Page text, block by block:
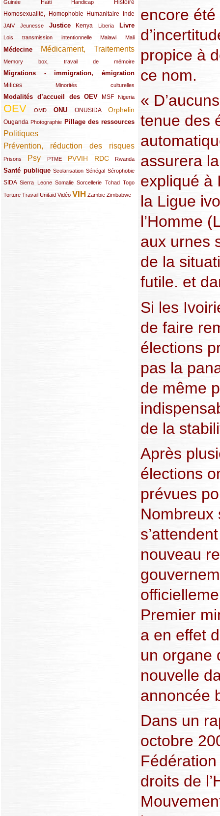
Guinée
(12/289) Haïti
(15/289) Handicap
(10/289) Histoire
(49/289)
Homosexualité, Homophobie
(44/289) Humanitaire
(47/289) Inde
(34/289)
JAIV
(10/289)Jeunesse
(21/289) Justice
(65/289) Kenya
(35/289) Liberia
(25/289) Livre
(62/289)
Lois transmission intentionnelle
(24/289) Malawi
(11/289) Mali
(21/289)
Médecine
(62/289) Médicament, Traitements
(142/289)
Memory box, travail de mémoire
(11/289)
Migrations - immigration, émigration
(67/289)
Milices
(34/289) Minorités culturelles
(15/289)
Modalités d’accueil des OEV
(58/289) MSF
(54/289) Nigeria
(27/289)
OEV
(269/289) OMD
(26/289) ONU
(58/289) ONUSIDA
(44/289) Orphelin
(112/289)
Ouganda
(29/289) Photographie
(27/289) Pillage des ressources
(77/289)
Politiques
(120/289)
Prévention, réduction des risques
(131/289)
Prisons
(22/289) Psy
(119/289) PTME
(12/289) PVVIH
(111/289) RDC
(104/289) Rwanda
(23/289)
Santé publique
(59/289) Scolarisation
(9/289) Sénégal
(13/289) Sérophobie
(19/289)
SIDA
(29/289)Sierra Leone
(13/289) Somalie
(12/289) Sorcellerie
(19/289) Tchad
(10/289) Togo
(15/289)
Torture
(17/289)Travail
(21/289) Unitaid
(26/289) Vidéo
(23/289) VIH
(154/289) Zambie
(12/289) Zimbabwe
(21/289)
encore
propice à
ce nom.
«
tenue des
assurera
expliqué à
la Ligue
l’Homme
aux urnes
de la
futile. et
Si les
de faire
élections
pas la
de même
de la
Après
élections
prévues
Nombreux
nouveau
Premier
a en effet
un organe
nouvelle
annoncée
Dans un
octobre
droits de